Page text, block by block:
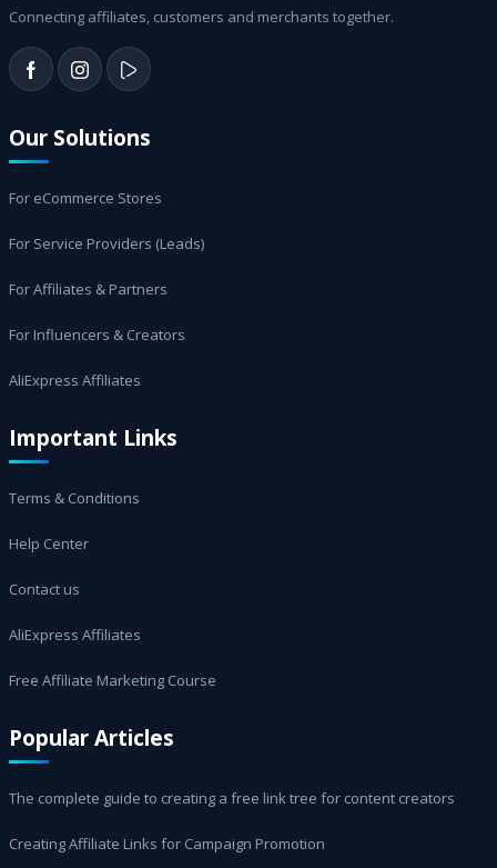
Connecting affiliates, customers and merchants together.
Our Solutions
For eCommerce Stores
For Service Providers (Leads)
For Affiliates & Partners
For Influencers & Creators
AliExpress Affiliates
Important Links
Terms & Conditions
Help Center
Contact us
AliExpress Affiliates
Free Affiliate Marketing Course
Popular Articles
The complete guide to creating a free link tree for content creators
Creating Affiliate Links for Campaign Promotion